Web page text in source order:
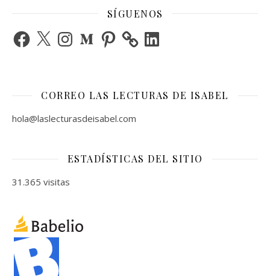
SÍGUENOS
Facebook
X InstagramMediumPinterest LinkedIn
CORREO LAS LECTURAS DE ISABEL
hola@laslecturasdeisabel.com
ESTADÍSTICAS DEL SITIO
31.365 visitas